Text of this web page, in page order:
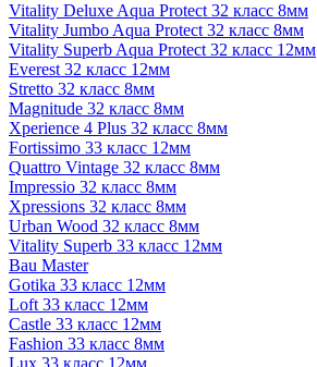
Vitality Deluxe Aqua Protect 32 класс 8мм
Vitality Jumbo Aqua Protect 32 класс 8мм
Vitality Superb Aqua Protect 32 класс 12мм
Everest 32 класс 12мм
Stretto 32 класс 8мм
Magnitude 32 класс 8мм
Xperience 4 Plus 32 класс 8мм
Fortissimo 33 класс 12мм
Quattro Vintage 32 класс 8мм
Impressio 32 класс 8мм
Xpressions 32 класс 8мм
Urban Wood 32 класс 8мм
Vitality Superb 33 класс 12мм
Bau Master
Gotika 33 класс 12мм
Loft 33 класс 12мм
Castle 33 класс 12мм
Fashion 33 класс 8мм
Lux 33 класс 12мм